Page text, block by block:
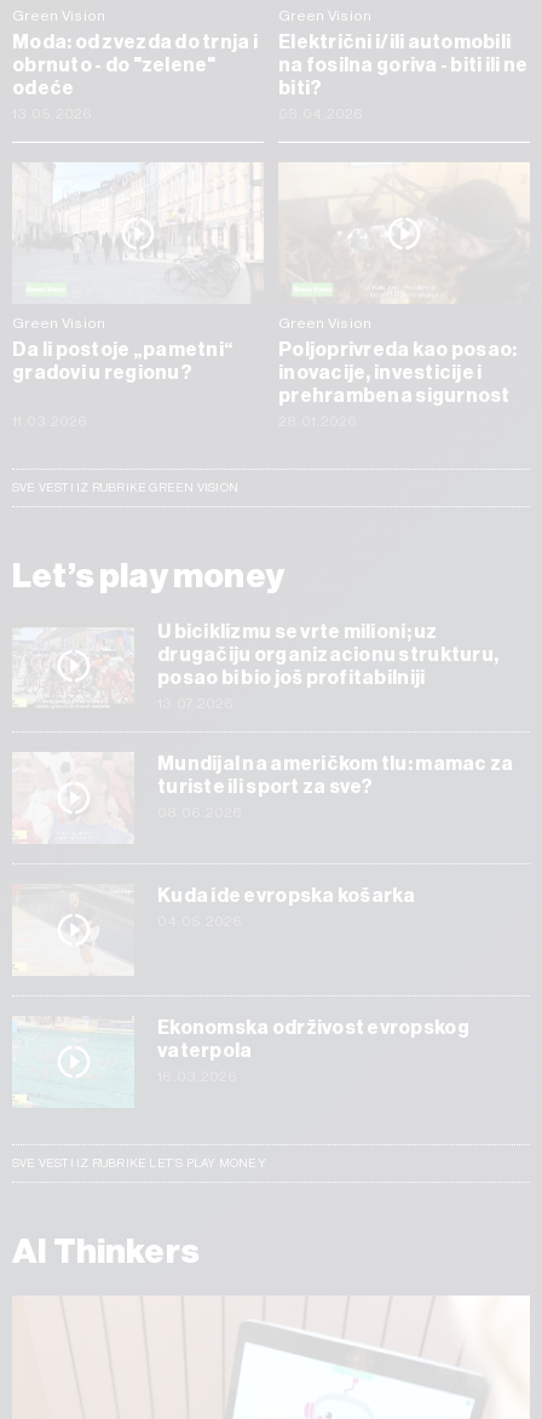
Green Vision
Moda: od zvezda do trnja i
obrnuto - do "zelene"
odeće
Green Vision
Električni i/ili automobili
na fosilna goriva - biti ili ne
biti?
Green Vision
Da li postoje „pametni“
gradovi u regionu?
Green Vision
Poljoprivreda kao posao:
inovacije, investicije i
prehrambena sigurnost
SVE VESTI IZ RUBRIKE GREEN VISION
Let’s play money
U biciklizmu se vrte milioni; uz
drugačiju organizacionu strukturu,
posao bi bio još profitabilniji
Mundijal na američkom tlu: mamac za
turiste ili sport za sve?
Kuda ide evropska košarka
Ekonomska održivost evropskog
vaterpola
SVE VESTI IZ RUBRIKE LET’S PLAY MONEY
AI Thinkers